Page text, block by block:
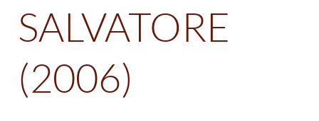
SALVATORE
(2006)